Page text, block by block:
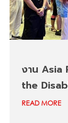
งาน Asia
the
READ MORE